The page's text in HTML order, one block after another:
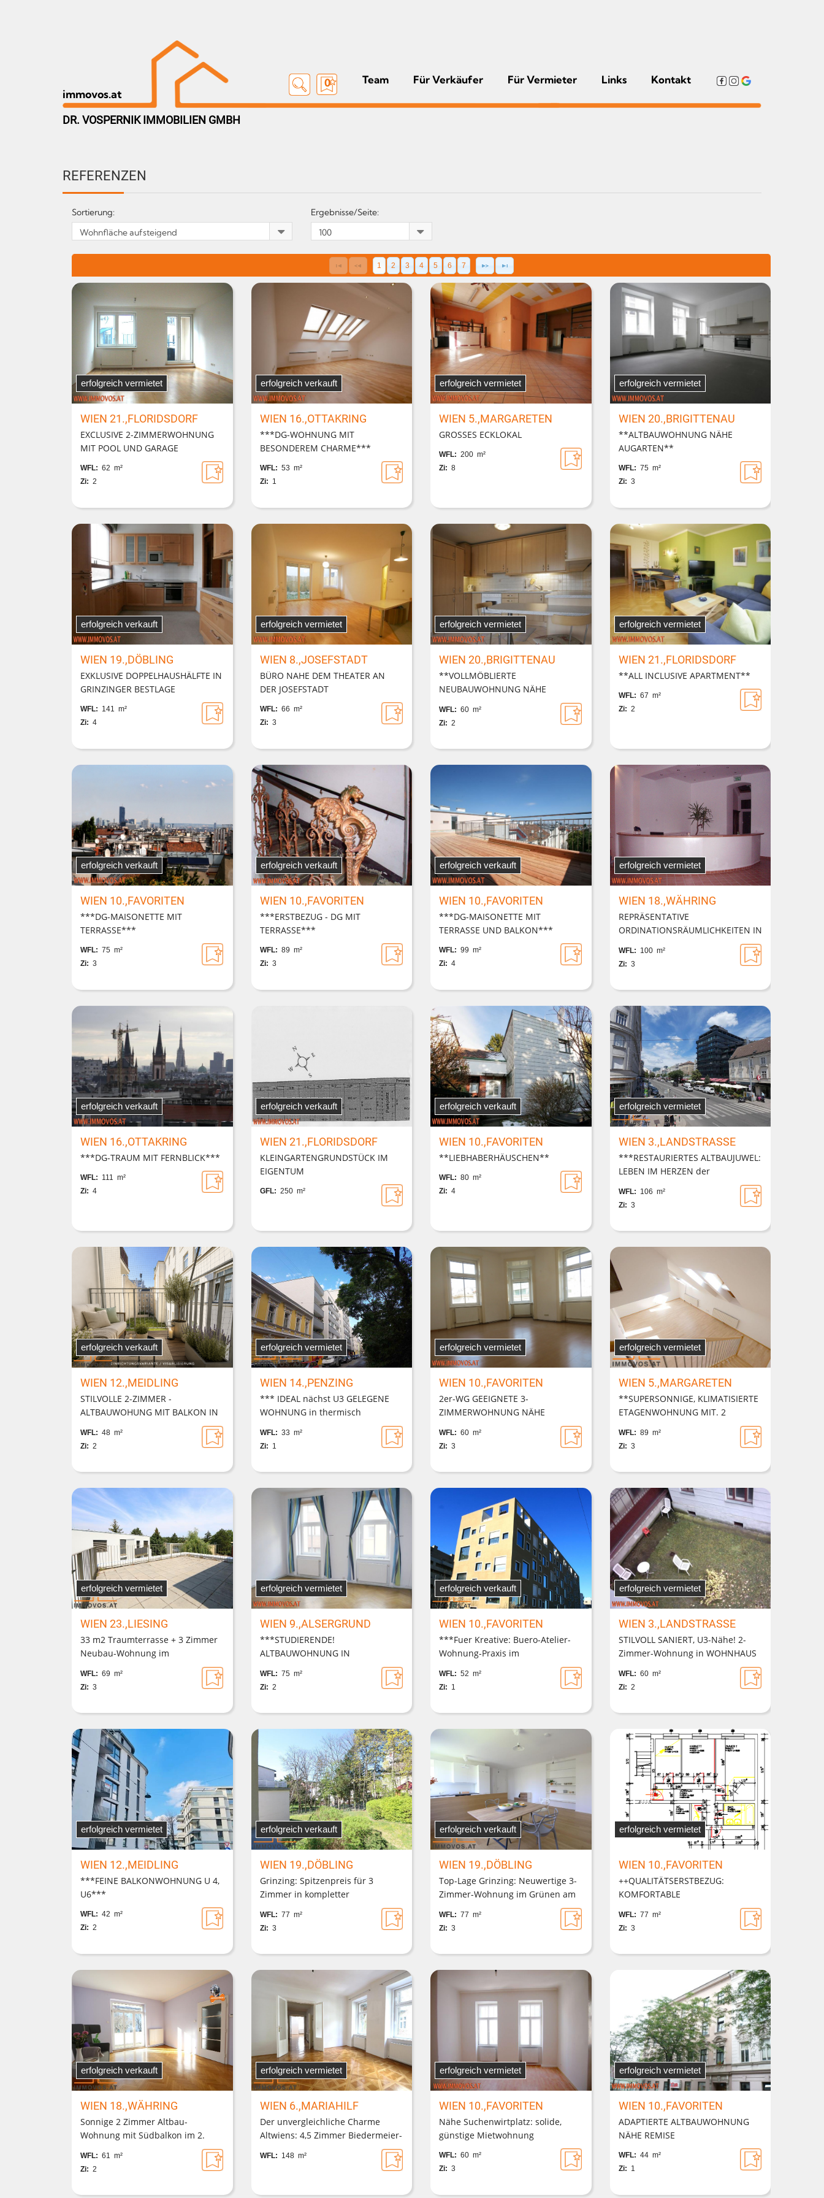
immovos.at
0 Team Für Verkäufer Für Vermieter Links Kontakt
DR. VOSPERNIK IMMOBILIEN GMBH
REFERENZEN
Sortierung: Ergebnisse/Seite:
1 2 3 4 5 6 7
erfolgreich vermietet
WIEN 21.,FLORIDSDORF
EXCLUSIVE 2-ZIMMERWOHNUNG
MIT POOL UND GARAGE
WFL: 62 m²
Zi: 2
erfolgreich verkauft
WIEN 16.,OTTAKRING
***DG-WOHNUNG MIT
BESONDEREM CHARME***
WFL: 53 m²
Zi: 1
erfolgreich vermietet
WIEN 5.,MARGARETEN
GROSSES ECKLOKAL
WFL: 200 m²
Zi: 8
erfolgreich vermietet
WIEN 20.,BRIGITTENAU
**ALTBAUWOHNUNG NÄHE
AUGARTEN**
WFL: 75 m²
Zi: 3
erfolgreich verkauft
WIEN 19.,DÖBLING
EXKLUSIVE DOPPELHAUSHÄLFTE IN
GRINZINGER BESTLAGE
WFL: 141 m²
Zi: 4
erfolgreich vermietet
WIEN 8.,JOSEFSTADT
BÜRO NAHE DEM THEATER AN
DER JOSEFSTADT
WFL: 66 m²
Zi: 3
erfolgreich vermietet
WIEN 20.,BRIGITTENAU
**VOLLMÖBLIERTE
NEUBAUWOHNUNG NÄHE
WFL: 60 m²
Zi: 2
erfolgreich vermietet
WIEN 21.,FLORIDSDORF
**ALL INCLUSIVE APARTMENT**
WFL: 67 m²
Zi: 2
erfolgreich verkauft
WIEN 10.,FAVORITEN
***DG-MAISONETTE MIT
TERRASSE***
WFL: 75 m²
Zi: 3
erfolgreich verkauft
WIEN 10.,FAVORITEN
***ERSTBEZUG - DG MIT
TERRASSE***
WFL: 89 m²
Zi: 3
erfolgreich verkauft
WIEN 10.,FAVORITEN
***DG-MAISONETTE MIT
TERRASSE UND BALKON***
WFL: 99 m²
Zi: 4
erfolgreich vermietet
WIEN 18.,WÄHRING
REPRÄSENTATIVE
ORDINATIONSRÄUMLICHKEITEN IN
WFL: 100 m²
Zi: 3
erfolgreich verkauft
WIEN 16.,OTTAKRING
***DG-TRAUM MIT FERNBLICK***
WFL: 111 m²
Zi: 4
erfolgreich verkauft
WIEN 21.,FLORIDSDORF
KLEINGARTENGRUNDSTÜCK IM
EIGENTUM
GFL: 250 m²
erfolgreich verkauft
WIEN 10.,FAVORITEN
**LIEBHABERHÄUSCHEN**
WFL: 80 m²
Zi: 4
erfolgreich vermietet
WIEN 3.,LANDSTRASSE
***RESTAURIERTES ALTBAUJUWEL:
LEBEN IM HERZEN der
ROCHUSMARKT: ***
WFL: 106 m²
Zi: 3
erfolgreich verkauft
WIEN 12.,MEIDLING
STILVOLLE 2-ZIMMER -
ALTBAUWOHUNG MIT BALKON IN
WFL: 48 m²
Zi: 2
erfolgreich vermietet
WIEN 14.,PENZING
*** IDEAL nächst U3 GELEGENE
WOHNUNG in thermisch
NEUBEZUG!***
WFL: 33 m²
Zi: 1
erfolgreich vermietet
WIEN 10.,FAVORITEN
2er-WG GEEIGNETE 3-
ZIMMERWOHNUNG NÄHE
WFL: 60 m²
Zi: 3
erfolgreich vermietet
WIEN 5.,MARGARETEN
**SUPERSONNIGE, KLIMATISIERTE
ETAGENWOHNUNG MIT. 2
WFL: 89 m²
Zi: 3
erfolgreich vermietet
WIEN 23.,LIESING
33 m2 Traumterrasse + 3 Zimmer
Neubau-Wohnung im
Dachgeschoß OHNE Schrägen in
gepflegter Anlage mit
Garagenplätzen
WFL: 69 m²
Zi: 3
erfolgreich vermietet
WIEN 9.,ALSERGRUND
***STUDIERENDE!
ALTBAUWOHNUNG IN
MÖBLIERTE KÜCHE***
WFL: 75 m²
Zi: 2
erfolgreich verkauft
WIEN 10.,FAVORITEN
***Fuer Kreative: Buero-Atelier-
Wohnung-Praxis im
WFL: 52 m²
Zi: 1
erfolgreich vermietet
WIEN 3.,LANDSTRASSE
STILVOLL SANIERT, U3-Nähe! 2-
Zimmer-Wohnung in WOHNHAUS
MIT GARTENINNENHOF; NÄHE
GRÜNER PRATER
WFL: 60 m²
Zi: 2
erfolgreich vermietet
WIEN 12.,MEIDLING
***FEINE BALKONWOHNUNG U 4,
U6***
WFL: 42 m²
Zi: 2
erfolgreich verkauft
WIEN 19.,DÖBLING
Grinzing: Spitzenpreis für 3
Zimmer in kompletter
Junggebliebene
WFL: 77 m²
Zi: 3
erfolgreich verkauft
WIEN 19.,DÖBLING
Top-Lage Grinzing: Neuwertige 3-
Zimmer-Wohnung im Grünen am
WFL: 77 m²
Zi: 3
erfolgreich vermietet
WIEN 10.,FAVORITEN
++QUALITÄTSERSTBEZUG:
KOMFORTABLE
NEUBAUWOHNUNG in THERMISCH
SANIERTER LIEGENSCHAFT++
WFL: 77 m²
Zi: 3
erfolgreich verkauft
WIEN 18.,WÄHRING
Sonnige 2 Zimmer Altbau-
Wohnung mit Südbalkon im 2.
Liftstock in Gersthofer Cottage-
Lage
WFL: 61 m²
Zi: 2
erfolgreich vermietet
WIEN 6.,MARIAHILF
Der unvergleichliche Charme
Altwiens: 4,5 Zimmer Biedermeier-
pittoresker Liegenschaft in
WFL: 148 m²
erfolgreich vermietet
WIEN 10.,FAVORITEN
Nähe Suchenwirtplatz: solide,
günstige Mietwohnung
WFL: 60 m²
Zi: 3
erfolgreich vermietet
WIEN 10.,FAVORITEN
ADAPTIERTE ALTBAUWOHNUNG
NÄHE REMISE
WFL: 44 m²
Zi: 1